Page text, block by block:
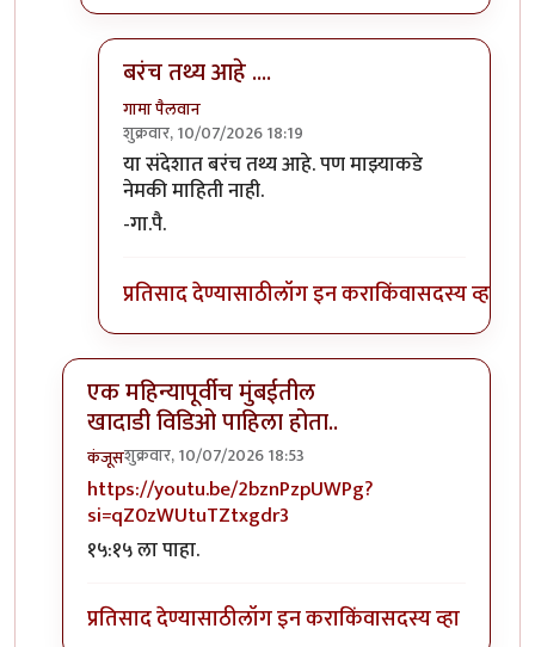
बरंच तथ्य आहे ....
गामा पैलवान
शुक्रवार, 10/07/2026 18:19
In reply toअर्थातच !byवृषभ खोंडे
या संदेशात बरंच तथ्य आहे. पण माझ्याकडे
नेमकी माहिती नाही.
-गा.पै.
प्रतिसाद देण्यासाठीलॉग इन कराकिंवासदस्य व्हा
एक महिन्यापूर्वीच मुंबईतील
खादाडी विडिओ पाहिला होता..
कंजूसशुक्रवार, 10/07/2026 18:53
In reply toताजी बातमीbyवृषभ खोंडे
https://youtu.be/2bznPzpUWPg?
si=qZ0zWUtuTZtxgdr3
१५:१५ ला पाहा.
प्रतिसाद देण्यासाठीलॉग इन कराकिंवासदस्य व्हा